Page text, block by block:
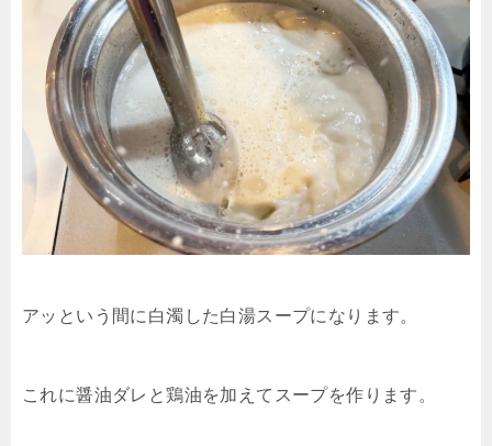
アッという間に白濁した白湯スープになります。
これに醤油ダレと鶏油を加えてスープを作ります。